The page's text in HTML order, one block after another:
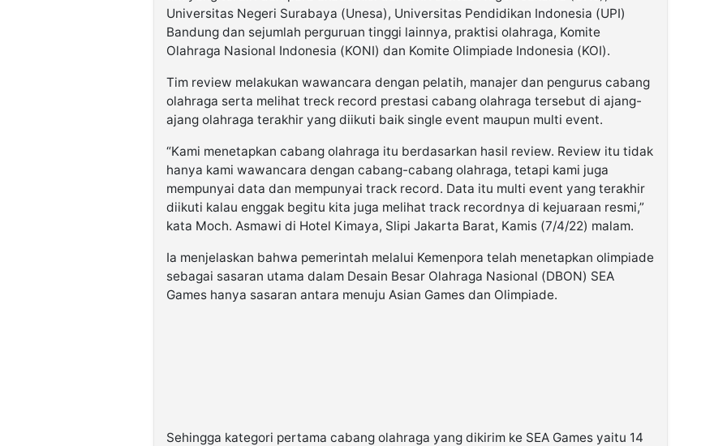
Universitas Negeri Surabaya (Unesa), Universitas Pendidikan Indonesia (UPI)
Bandung dan sejumlah perguruan tinggi lainnya, praktisi olahraga, Komite
Olahraga Nasional Indonesia (KONI) dan Komite Olimpiade Indonesia (KOI).
Tim review melakukan wawancara dengan pelatih, manajer dan pengurus cabang
olahraga serta melihat treck record prestasi cabang olahraga tersebut di ajang-
ajang olahraga terakhir yang diikuti baik single event maupun multi event.
“Kami menetapkan cabang olahraga itu berdasarkan hasil review. Review itu tidak
hanya kami wawancara dengan cabang-cabang olahraga, tetapi kami juga
mempunyai data dan mempunyai track record. Data itu multi event yang terakhir
diikuti kalau enggak begitu kita juga melihat track recordnya di kejuaraan resmi,”
kata Moch. Asmawi di Hotel Kimaya, Slipi Jakarta Barat, Kamis (7/4/22) malam.
Ia menjelaskan bahwa pemerintah melalui Kemenpora telah menetapkan olimpiade
sebagai sasaran utama dalam Desain Besar Olahraga Nasional (DBON) SEA
Games hanya sasaran antara menuju Asian Games dan Olimpiade.
Sehingga kategori pertama cabang olahraga yang dikirim ke SEA Games yaitu 14